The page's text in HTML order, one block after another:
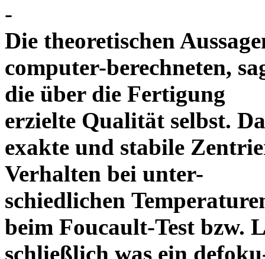
-
Die theoretischen
computer-berechneten,
die über die Fertigung
erzielte Qualität selbst.
exakte und stabile
Verhalten bei unter-
schiedlichen
beim Foucault-Test bzw.
schließlich was ein